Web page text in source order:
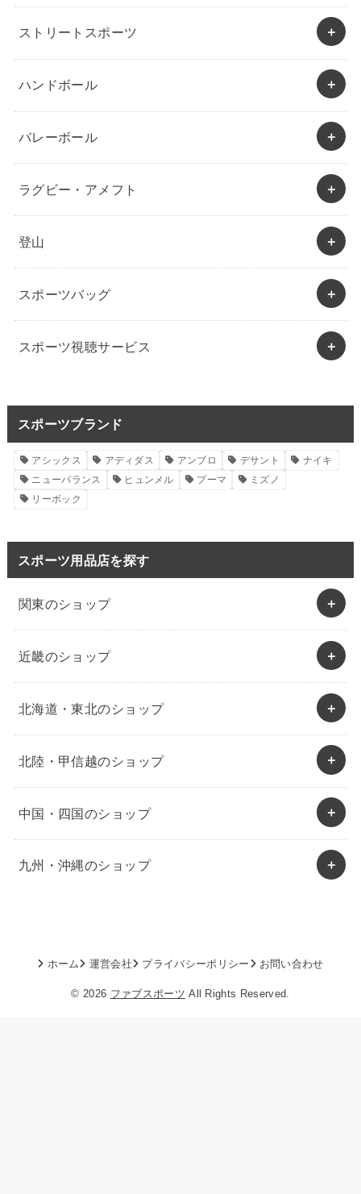
ストリートスポーツ
ハンドボール
バレーボール
ラグビー・アメフト
登山
スポーツバッグ
スポーツ視聴サービス
スポーツブランド
アシックス アディダス アンブロ デサント
ナイキ
ニューバランス
ヒュンメル プーマ
ミズノ
リーボック
スポーツ用品店を探す
関東のショップ
近畿のショップ
北海道・東北のショップ
北陸・甲信越のショップ
中国・四国のショップ
九州・沖縄のショップ
ホーム 運営会社 プライバシーポリシー お問い合わせ
© 2026 ファブスポーツ All Rights Reserved.